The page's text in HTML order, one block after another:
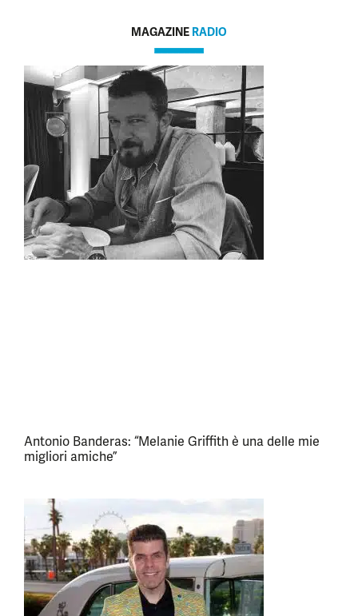
MAGAZINE RADIO
Antonio Banderas: “Melanie Griffith è una delle mie
migliori amiche”